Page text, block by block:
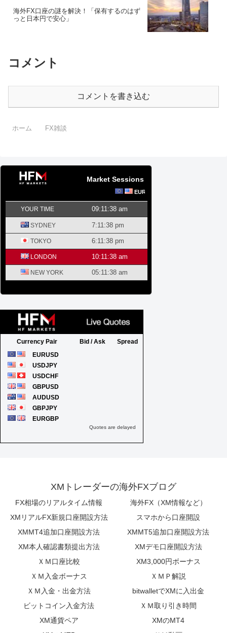
海外FX口座の謎を解決！「保有するのはず
っと日本円で安心」
コメント
コメントを書き込む
ホーム FX雑談
Market Sessions
XMトレーダーの海外FXブログ
FX相場のリアルタイム情報
海外FX（XM情報など）
XMリアルFX新規口座開設方法
スマホから口座開設
XMMT4追加口座開設方法
XMMT5追加口座開設方法
XM本人確認書類提出方法
XMデモ口座開設方法
ＸＭ口座比較
XM3,000円ボーナス
ＸＭ入金ボーナス
ＸＭＰ解説
ＸＭ入金・出金方法
bitwalletでXMに入出金
ビットコイン入金方法
ＸＭ取り引き時間
XM通貨ペア
XMのMT4